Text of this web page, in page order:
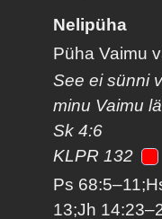
Nelipüha
Püha Vaimu
See ei sünni
minu Vaimu
Sk 4:6
KLPR 132
Ps
13;Jh